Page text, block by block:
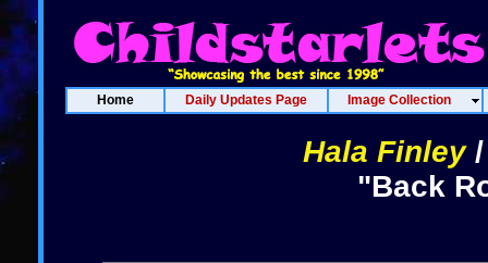
Home Daily Updates Page Image Collection
Hala Finley
"Back